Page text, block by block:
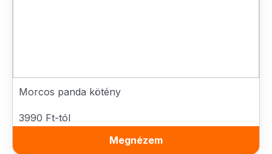
Morcos panda kötény
3990 Ft-tól
Megnézem